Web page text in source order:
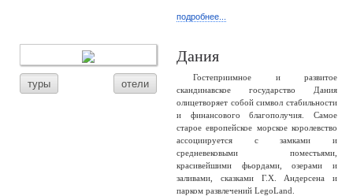
подробнее...
туры отели
Дания
Гостеприимное и развитое
скандинавское государство Дания
олицетворяет собой символ стабильности
и финансового благополучия. Самое
старое европейское морское королевство
ассоциируется с замками и
средневековыми поместьями,
красивейшими фьордами, озерами и
заливами, сказками Г.Х. Андерсена и
парком развлечений LegoLand.